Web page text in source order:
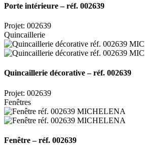
Porte intérieure – réf. 002639
Projet: 002639
Quincaillerie
Quincaillerie décorative – réf. 002639
Projet: 002639
Fenêtres
Fenêtre – réf. 002639